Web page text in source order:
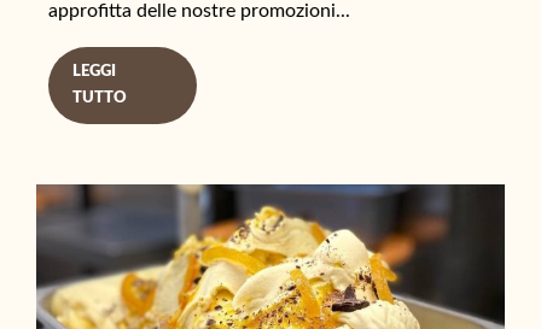
approfitta delle nostre promozioni...
LEGGI
TUTTO